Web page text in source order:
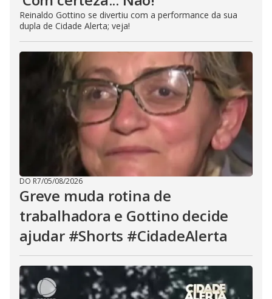
Reinaldo Gottino se divertiu com a performance da sua
dupla de Cidade Alerta; veja!
DO R7/05/08/2026
Greve muda rotina de
trabalhadora e Gottino decide
ajudar #Shorts #CidadeAlerta